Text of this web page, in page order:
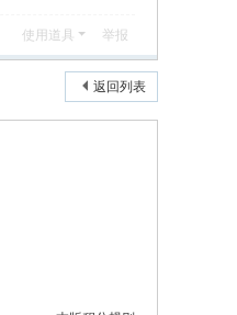
使用道具 举报
返回列表